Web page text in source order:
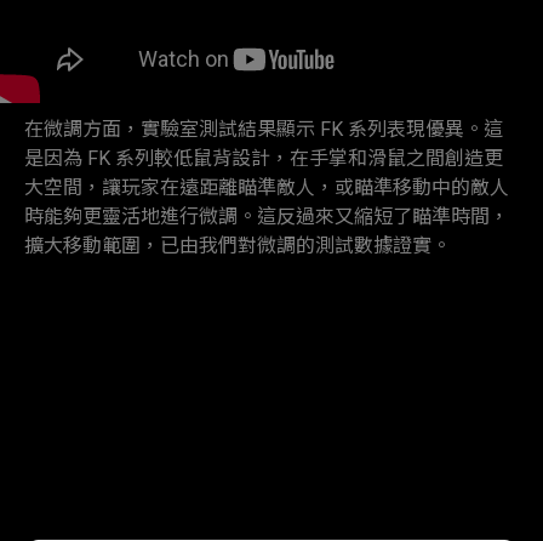
在微調方面，實驗室測試結果顯示 FK 系列表現優異。這
是因為 FK 系列較低鼠背設計，在手掌和滑鼠之間創造更
大空間，讓玩家在遠距離瞄準敵人，或瞄準移動中的敵人
時能夠更靈活地進行微調。這反過來又縮短了瞄準時間，
擴大移動範圍，已由我們對微調的測試數據證實。